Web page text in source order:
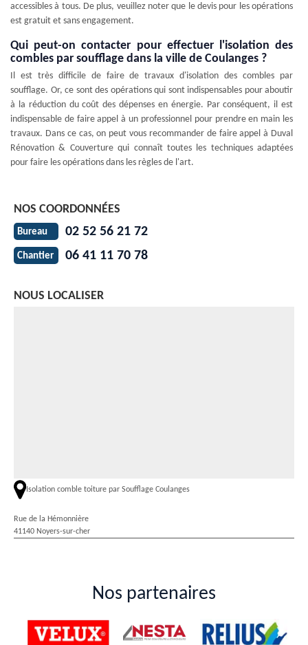
accessibles à tous. De plus, veuillez noter que le devis pour les opérations
est gratuit et sans engagement.
Qui peut-on contacter pour effectuer l'isolation des
combles par soufflage dans la ville de Coulanges ?
Il est très difficile de faire de travaux d'isolation des combles par
soufflage. Or, ce sont des opérations qui sont indispensables pour aboutir
à la réduction du coût des dépenses en énergie. Par conséquent, il est
indispensable de faire appel à un professionnel pour prendre en main les
travaux. Dans ce cas, on peut vous recommander de faire appel à Duval
Rénovation & Couverture qui connaît toutes les techniques adaptées
pour faire les opérations dans les règles de l'art.
NOS COORDONNÉES
Bureau 02 52 56 21 72
Chantier 06 41 11 70 78
NOUS LOCALISER
Isolation comble toiture par Soufflage Coulanges
Rue de la Hémonnière
41140 Noyers-sur-cher
Nos partenaires